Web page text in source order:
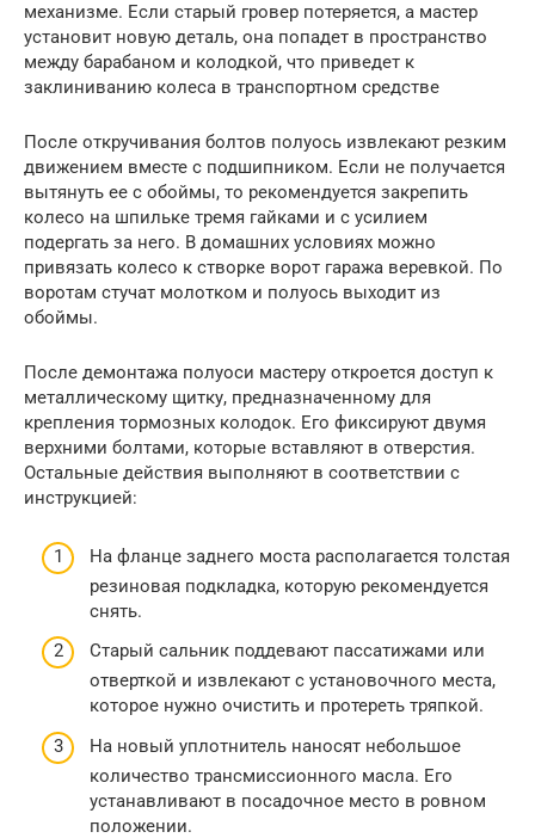
механизме. Если старый гровер потеряется, а мастер
установит новую деталь, она попадет в пространство
между барабаном и колодкой, что приведет к
заклиниванию колеса в транспортном средстве
После откручивания болтов полуось извлекают резким
движением вместе с подшипником. Если не получается
вытянуть ее с обоймы, то рекомендуется закрепить
колесо на шпильке тремя гайками и с усилием
подергать за него. В домашних условиях можно
привязать колесо к створке ворот гаража веревкой. По
воротам стучат молотком и полуось выходит из
обоймы.
После демонтажа полуоси мастеру откроется доступ к
металлическому щитку, предназначенному для
крепления тормозных колодок. Его фиксируют двумя
верхними болтами, которые вставляют в отверстия.
Остальные действия выполняют в соответствии с
инструкцией:
На фланце заднего моста располагается толстая
резиновая подкладка, которую рекомендуется
снять.
Старый сальник поддевают пассатижами или
отверткой и извлекают с установочного места,
которое нужно очистить и протереть тряпкой.
На новый уплотнитель наносят небольшое
количество трансмиссионного масла. Его
устанавливают в посадочное место в ровном
положении.